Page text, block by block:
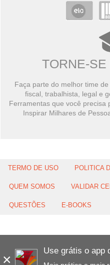
×
Use grátis o app
TORNE-SE
Faça parte do melhor time
fiscal, trabalhista, legal e
Ferramentas que você precisa
Inspirar Milhares de
TERMO DE USO POLITICA
QUEM SOMOS VALIDAR
QUESTÕES E-BOOKS